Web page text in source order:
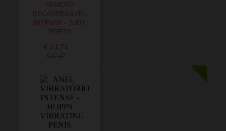
REMOTO
RECARREGÁVEL
INTENSE - JUDY
PRETO
€ 14,74
€ 17,47